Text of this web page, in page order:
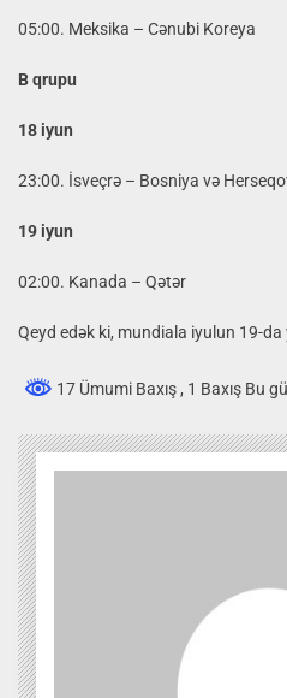
05:00. Meksika – Cənubi Koreya
B qrupu
18 iyun
23:00. İsveçrə – Bosniya və
19 iyun
02:00. Kanada – Qətər
Qeyd edək ki, mundiala iyulun 19-
17 Ümumi Baxış , 1 Baxış Bu